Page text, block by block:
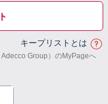
キープリストとは
Group）のMyPageへ